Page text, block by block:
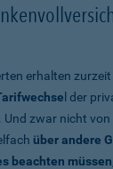
erhalten
l der
zwar nicht
über andere
beachten müssen